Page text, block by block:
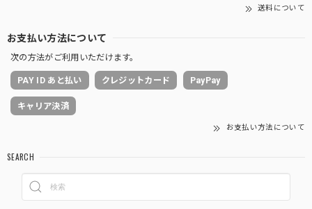
送料について
お支払い方法について
次の方法がご利用いただけます。
PAY ID あと払い クレジットカード PayPay
キャリア決済
お支払い方法について
SEARCH